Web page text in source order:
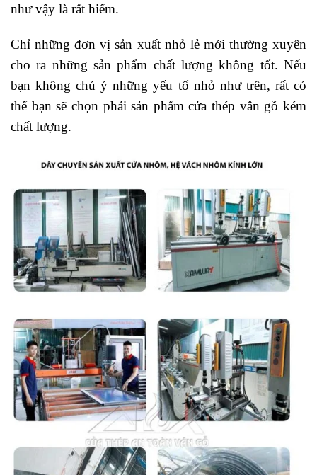
như vậy là rất hiếm.
Chỉ những đơn vị sản xuất nhỏ lẻ mới thường xuyên
cho ra những sản phẩm chất lượng không tốt. Nếu
bạn không chú ý những yếu tố nhỏ như trên, rất có
thể bạn sẽ chọn phải sản phẩm cửa thép vân gỗ kém
chất lượng.